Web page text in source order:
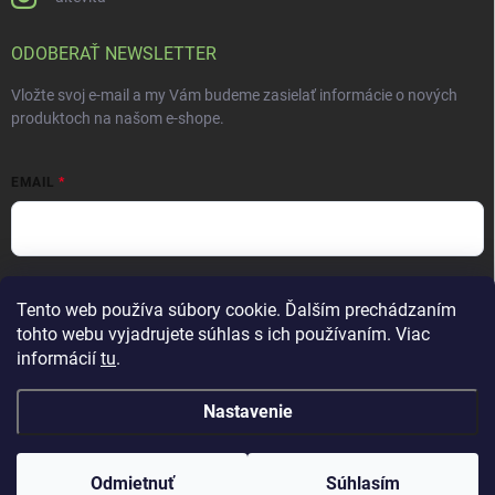
Tento web používa súbory cookie. Ďalším prechádzaním
tohto webu vyjadrujete súhlas s ich používaním. Viac
informácií tu.
Nastavenie
Odmietnuť Súhlasím
ODOBERAŤ NEWSLETTER
Vložte svoj e-mail a my Vám budeme zasielať informácie o nových
produktoch na našom e-shope.
EMAIL
Prihlásiť sa
Copyright 2026ALTEVITA Group s.r.o., life - health - beauty. Všetky práva
vyhradené.
Upraviť nastavenie cookies